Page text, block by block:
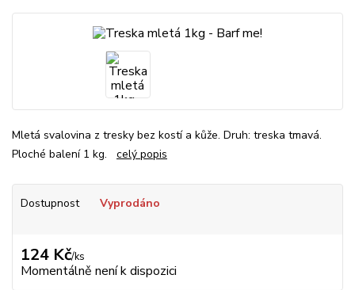
Mletá svalovina z tresky bez kostí a kůže. Druh: treska tmavá.
Ploché balení 1 kg. celý popis
Dostupnost Vyprodáno
124 Kč/ks
Momentálně není k dispozici